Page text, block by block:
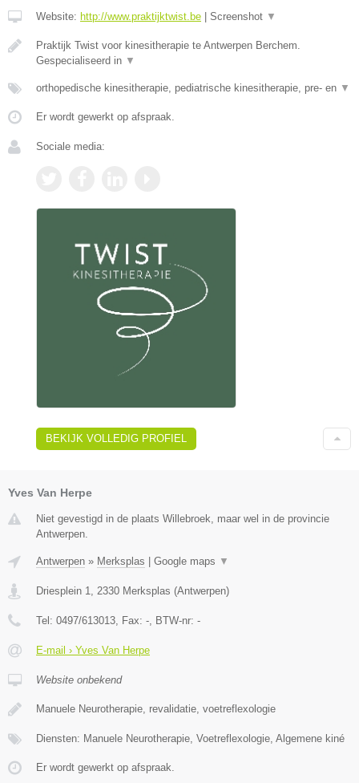
Website: http://www.praktijktwist.be Screenshot ▼
Praktijk Twist voor kinesitherapie te Antwerpen Berchem.
Gespecialiseerd in ▼
orthopedische kinesitherapie, pediatrische kinesitherapie, pre- en ▼
Er wordt gewerkt op afspraak.
Sociale media:
BEKIJK VOLLEDIG PROFIEL
Yves Van Herpe
Niet gevestigd in de plaats Willebroek, maar wel in de provincie
Antwerpen.
Antwerpen » Merksplas Google maps ▼
Driesplein 1, 2330 Merksplas (Antwerpen)
Tel: 0497/613013, Fax: -, BTW-nr: -
E-mail › Yves Van Herpe
Website onbekend
Manuele Neurotherapie, revalidatie, voetreflexologie
Diensten: Manuele Neurotherapie, Voetreflexologie, Algemene kiné
Er wordt gewerkt op afspraak.